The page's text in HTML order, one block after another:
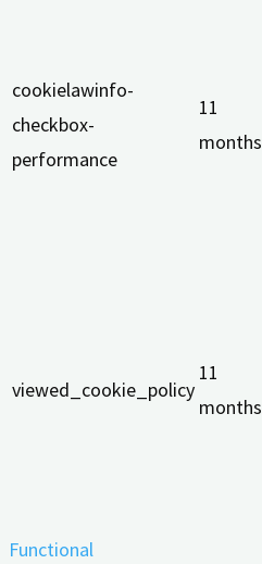
cookielawinfo-
checkbox-
performance
11
months
viewed_cookie_policy
11
months
Functional